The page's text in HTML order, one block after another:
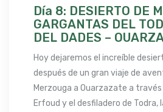
Día 8: DESIERTO DE
GARGANTAS DEL
DEL DADES –
Hoy dejaremos el increíble
después de un gran viaje de
Merzouga a Ouarzazate a través
Erfoud y el desfiladero de Todra,